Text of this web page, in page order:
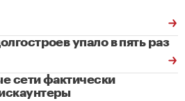
упало в пять раз
сети фактически